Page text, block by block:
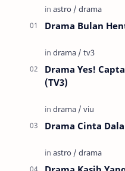
Drama Bulan
Drama Yes!
(TV3)
Drama Cinta